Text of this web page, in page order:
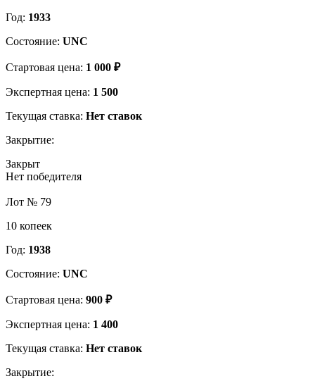
Год: 1933
Состояние: UNC
Стартовая цена: 1 000 ₽
Экспертная цена: 1 500
Текущая ставка: Нет ставок
Закрытие:
Закрыт
Нет победителя
Лот № 79
10 копеек
Год: 1938
Состояние: UNC
Стартовая цена: 900 ₽
Экспертная цена: 1 400
Текущая ставка: Нет ставок
Закрытие: